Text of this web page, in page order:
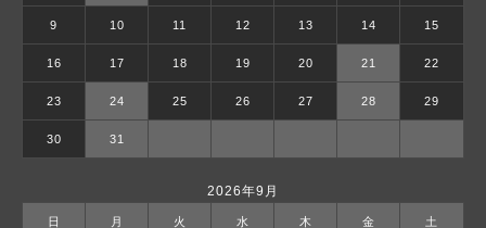
9 10 11 12 13 14 15
16 17 18 19 20 21 22
23 24 25 26 27 28 29
30 31
2026年9月
日 月 火 水 木 金 土